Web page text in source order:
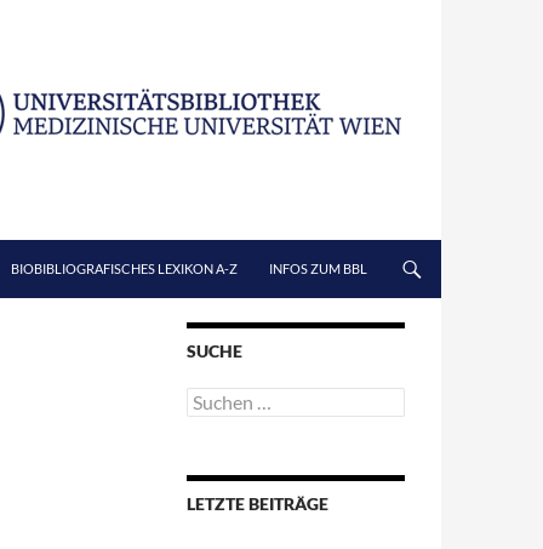
BIOBIBLIOGRAFISCHES LEXIKON A-Z INFOS ZUM BBL
SUCHE
Suchen
nach:
LETZTE BEITRÄGE